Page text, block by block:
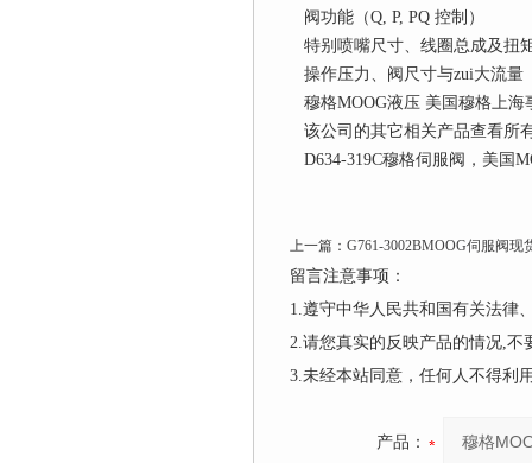
阀功能（Q, P, PQ 控制）
特别喷嘴尺寸、线圈总成及扭
操作压力、阀尺寸与zui大流量
穆格MOOG液压 美国穆格上海
该公司的其它相关产品查看所
D634-319C穆格伺服阀，美国
上一篇： G761-3002BMOOG伺服阀现
留言注意事项：
1.遵守中华人民共和国有关法律
2.请您真实的反映产品的情况,
3.未经本站同意，任何人不得利
产品：